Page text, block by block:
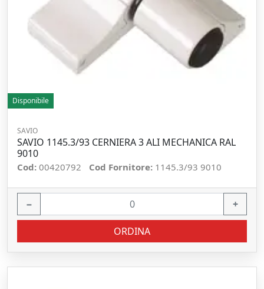
Disponibile
SAVIO
SAVIO 1145.3/93 CERNIERA 3 ALI MECHANICA RAL
9010
Cod: 00420792 Cod Fornitore: 1145.3/93 9010
− +
ORDINA